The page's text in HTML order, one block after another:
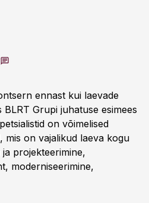
ennast kui laevade
Grupi juhatuse esimees
on võimelised
mis on vajalikud laeva kogu
projekteerimine,
moderniseerimine,